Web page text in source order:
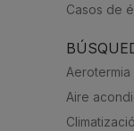
Casos de
Aerotermia
Aire